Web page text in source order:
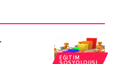
EĞITIM
SOSYOLOJISI